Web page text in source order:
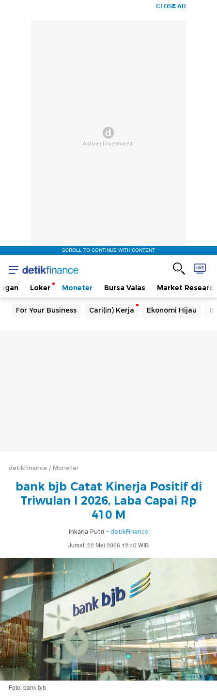
CLOSE AD
SCROLL TO CONTINUE WITH CONTENT
Loker Moneter Bursa Valas Market Research
For Your Business Cari(in) Kerja Ekonomi Hijau
detikFinance Moneter
bank bjb Catat Kinerja Positif di
Triwulan I 2026, Laba Capai Rp
410 M
Inkana Putri - detikFinance
Jumat, 22 Mei 2026 12:40 WIB
Foto: bank bjb